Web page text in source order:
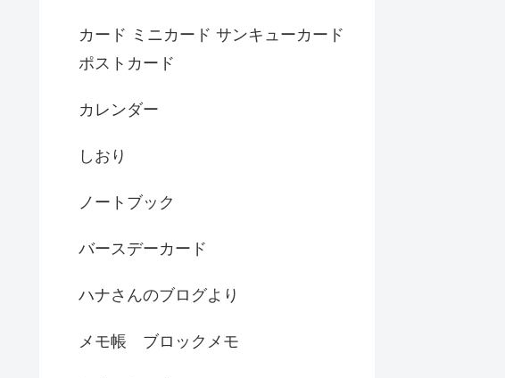
カード ミニカード サンキューカード
ポストカード
カレンダー
しおり
ノートブック
バースデーカード
ハナさんのブログより
メモ帳 ブロックメモ